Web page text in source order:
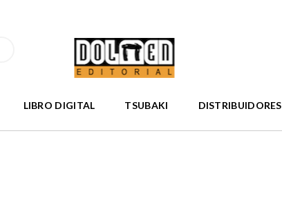
LIBRO DIGITAL TSUBAKI DISTRIBUIDORES